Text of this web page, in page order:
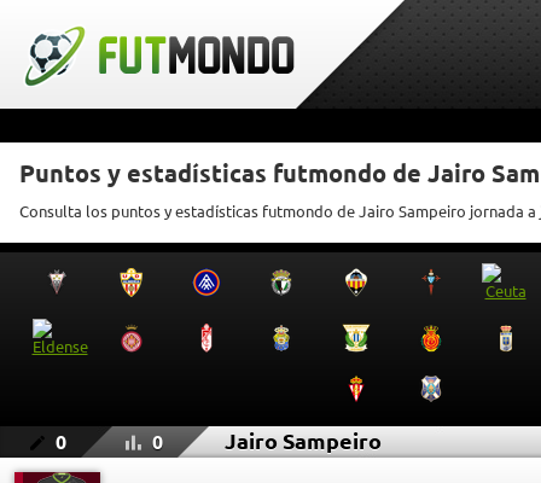
Puntos y estadísticas futmondo de Jairo
Consulta los puntos y estadísticas futmondo de Jairo Sampeiro jornada a
0 0 Jairo Sampeiro